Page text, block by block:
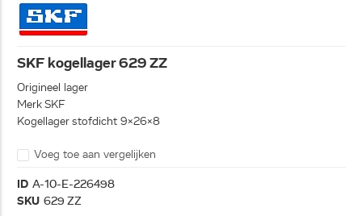
SKF kogellager 629 ZZ
Origineel lager
Merk SKF
Kogellager stofdicht 9x26x8
Voeg toe aan vergelijken
ID A-10-E-226498
SKU 629 ZZ